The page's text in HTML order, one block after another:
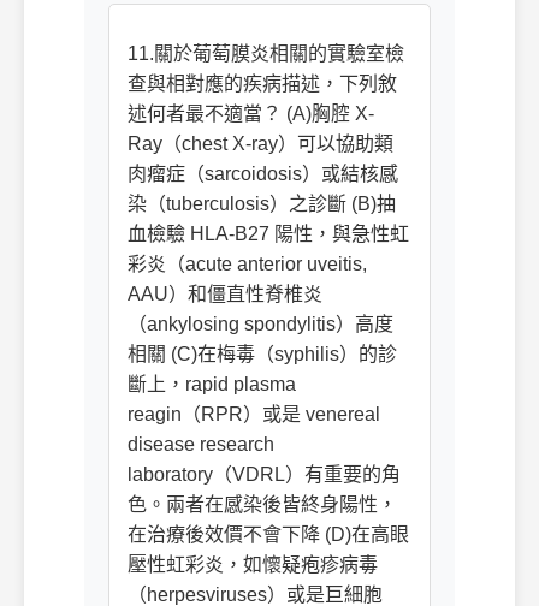
11.關於葡萄膜炎相關的實驗室檢
查與相對應的疾病描述，下列敘
述何者最不適當？ (A)胸腔 X-
Ray（chest X-ray）可以協助類
肉瘤症（sarcoidosis）或結核感
染（tuberculosis）之診斷 (B)抽
血檢驗 HLA-B27 陽性，與急性虹
彩炎（acute anterior uveitis,
AAU）和僵直性脊椎炎
（ankylosing spondylitis）高度
相關 (C)在梅毒（syphilis）的診
斷上，rapid plasma
reagin（RPR）或是 venereal
disease research
laboratory（VDRL）有重要的角
色。兩者在感染後皆終身陽性，
在治療後效價不會下降 (D)在高眼
壓性虹彩炎，如懷疑疱疹病毒
（herpesviruses）或是巨細胞